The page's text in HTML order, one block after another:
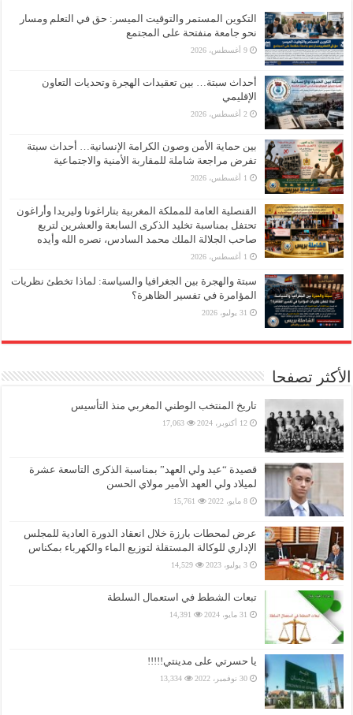
التكوين المستمر والتوقيت الميسر: حق في التعلم ومسار
نحو جامعة منفتحة على المجتمع
9 أغسطس، 2026
أحداث سبتة… بين تعقيدات الهجرة وتحديات التعاون
الإقليمي
2 أغسطس، 2026
بين حماية الأمن وصون الكرامة الإنسانية… أحداث سبتة
تفرض مراجعة شاملة للمقاربة الأمنية والاجتماعية
1 أغسطس، 2026
القنصلية العامة للمملكة المغربية بتاراغونا وليريدا وأراغون
تحتفل بمناسبة تخليد الذكرى السابعة والعشرين لتربع
صاحب الجلالة الملك محمد السادس، نصره الله وأيده
1 أغسطس، 2026
سبتة والهجرة بين الجغرافيا والسياسة: لماذا تخطئ نظريات
المؤامرة في تفسير الظاهرة؟
31 يوليو، 2026
الأكثر تصفحا
تاريخ المنتخب الوطني المغربي منذ التأسيس
12 أكتوبر، 2024 17,063
قصيدة “عيد ولي العهد” بمناسبة الذكرى التاسعة عشرة
لميلاد ولي العهد الأمير مولاي الحسن
8 مايو، 2022 15,761
عرض لمحطات بارزة خلال انعقاد الدورة العادية للمجلس
الإداري للوكالة المستقلة لتوزيع الماء والكهرباء بمكناس
3 يوليو، 2023 14,529
تبعات الشطط في استعمال السلطة
31 مايو، 2024 14,391
يا حسرتي على مدينتي!!!!!
30 نوفمبر، 2022 13,334